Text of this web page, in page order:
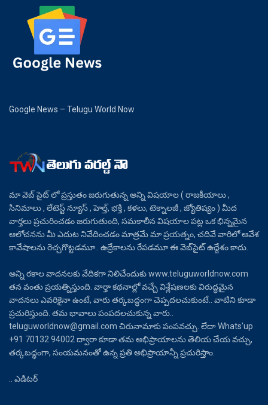
Google News – Telugu World Now
మా వెబ్ సైట్ లో ప్రస్తుతం జరుగుతున్న అన్ని విషయాల ( రాజకీయాలు ,
సినిమాలు , లేటెస్ట్ న్యూస్ , హెల్త్, భక్తి , కళలు, టెక్నాలజీ , జ్యోతిష్యం ) మీద
వార్తలు ప్రచురించడం జరుగుతుంది, సమకాలీన విషయాల పట్ల ఒక భిన్నమైన
ఆలోచనను మీ ఎదుట నివేదించడం మాత్రమే మా ప్రయత్నం, చదివే వారిలో ఆవేశ
కావేషాలను రెచ్చగొట్టడమూ.. ఉద్రేకాలను రేపడమూ ఈ వెబ్‌సైట్ ఉద్దేశం కాదు.
అన్ని రకాల వాదనలకు వేదికగా నిలిచేందుకు www.teluguworldnow.com
తన వంతు ప్రయత్నిస్తుంది. వార్తా కథనాల్లో వచ్చే విశ్లేషణలకు విరుద్ధమైన
వాదనలు ఎవరికైనా ఉంటే, వారు తర్కబద్ధంగా చెప్పదలచుకుంటే.. వాటిని కూడా
ప్రచురిస్తుంది. తమ భావాలు పంపదలచుకున్న వారు..
teluguworldnow@gmail.com చిరునామాకు పంపవచ్చు. లేదా Whats’up
+91 70132 94002 ద్వారా కూడా తమ అభిప్రాయాలను తెలియ చేయ వచ్చు,
తర్కబద్ధంగా, సంయమనంతో ఉన్న ప్రతి అభిప్రాయాన్నీ ప్రచురిస్తాం.
.. ఎడిటర్